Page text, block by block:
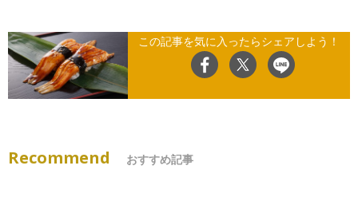
この記事を気に入ったらシェアしよう！
Recommend おすすめ記事